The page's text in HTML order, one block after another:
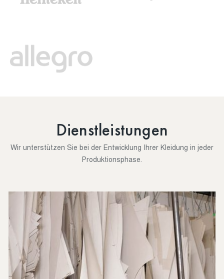
Dienstleistungen
Wir unterstützen Sie bei der Entwicklung Ihrer Kleidung in jeder
Produktionsphase.